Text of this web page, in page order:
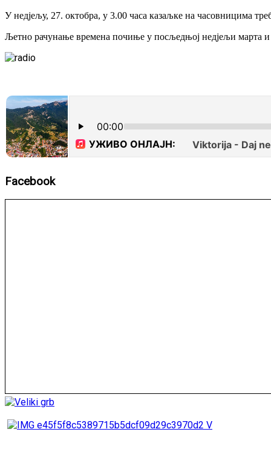
У недјељу, 27. октобра, у 3.00 часа казаљке на часовницима
Љетно рачунање времена почиње у посљедњој недјељи марта
Facebook